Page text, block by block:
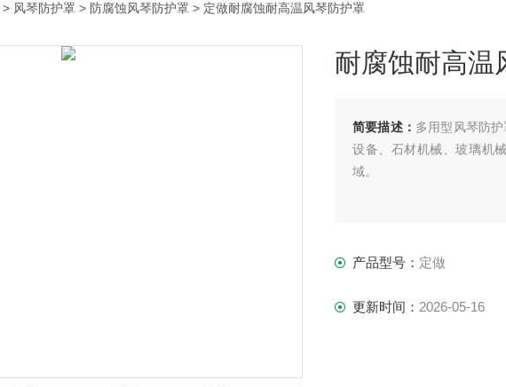
> 风琴防护罩 > 防腐蚀风琴防护罩 > 定做耐腐蚀耐高温风琴防护罩
耐腐蚀耐高温
简要描述： 多用型风琴防
设备、石材机械、玻璃机
域。
产品型号： 定做
更新时间： 2026-05-16